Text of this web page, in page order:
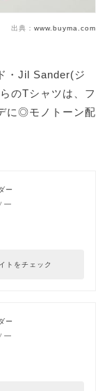
出典： www.buyma.com
・Jil Sander(ジ
のTシャツは、フ
に◎モノトーン配
ー
ー
トをチェック
ー
ー